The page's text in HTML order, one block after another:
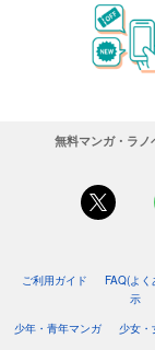
無料マンガ・ラノ
ご利用ガイド FAQ(よ
示
少年・青年マンガ
少女・